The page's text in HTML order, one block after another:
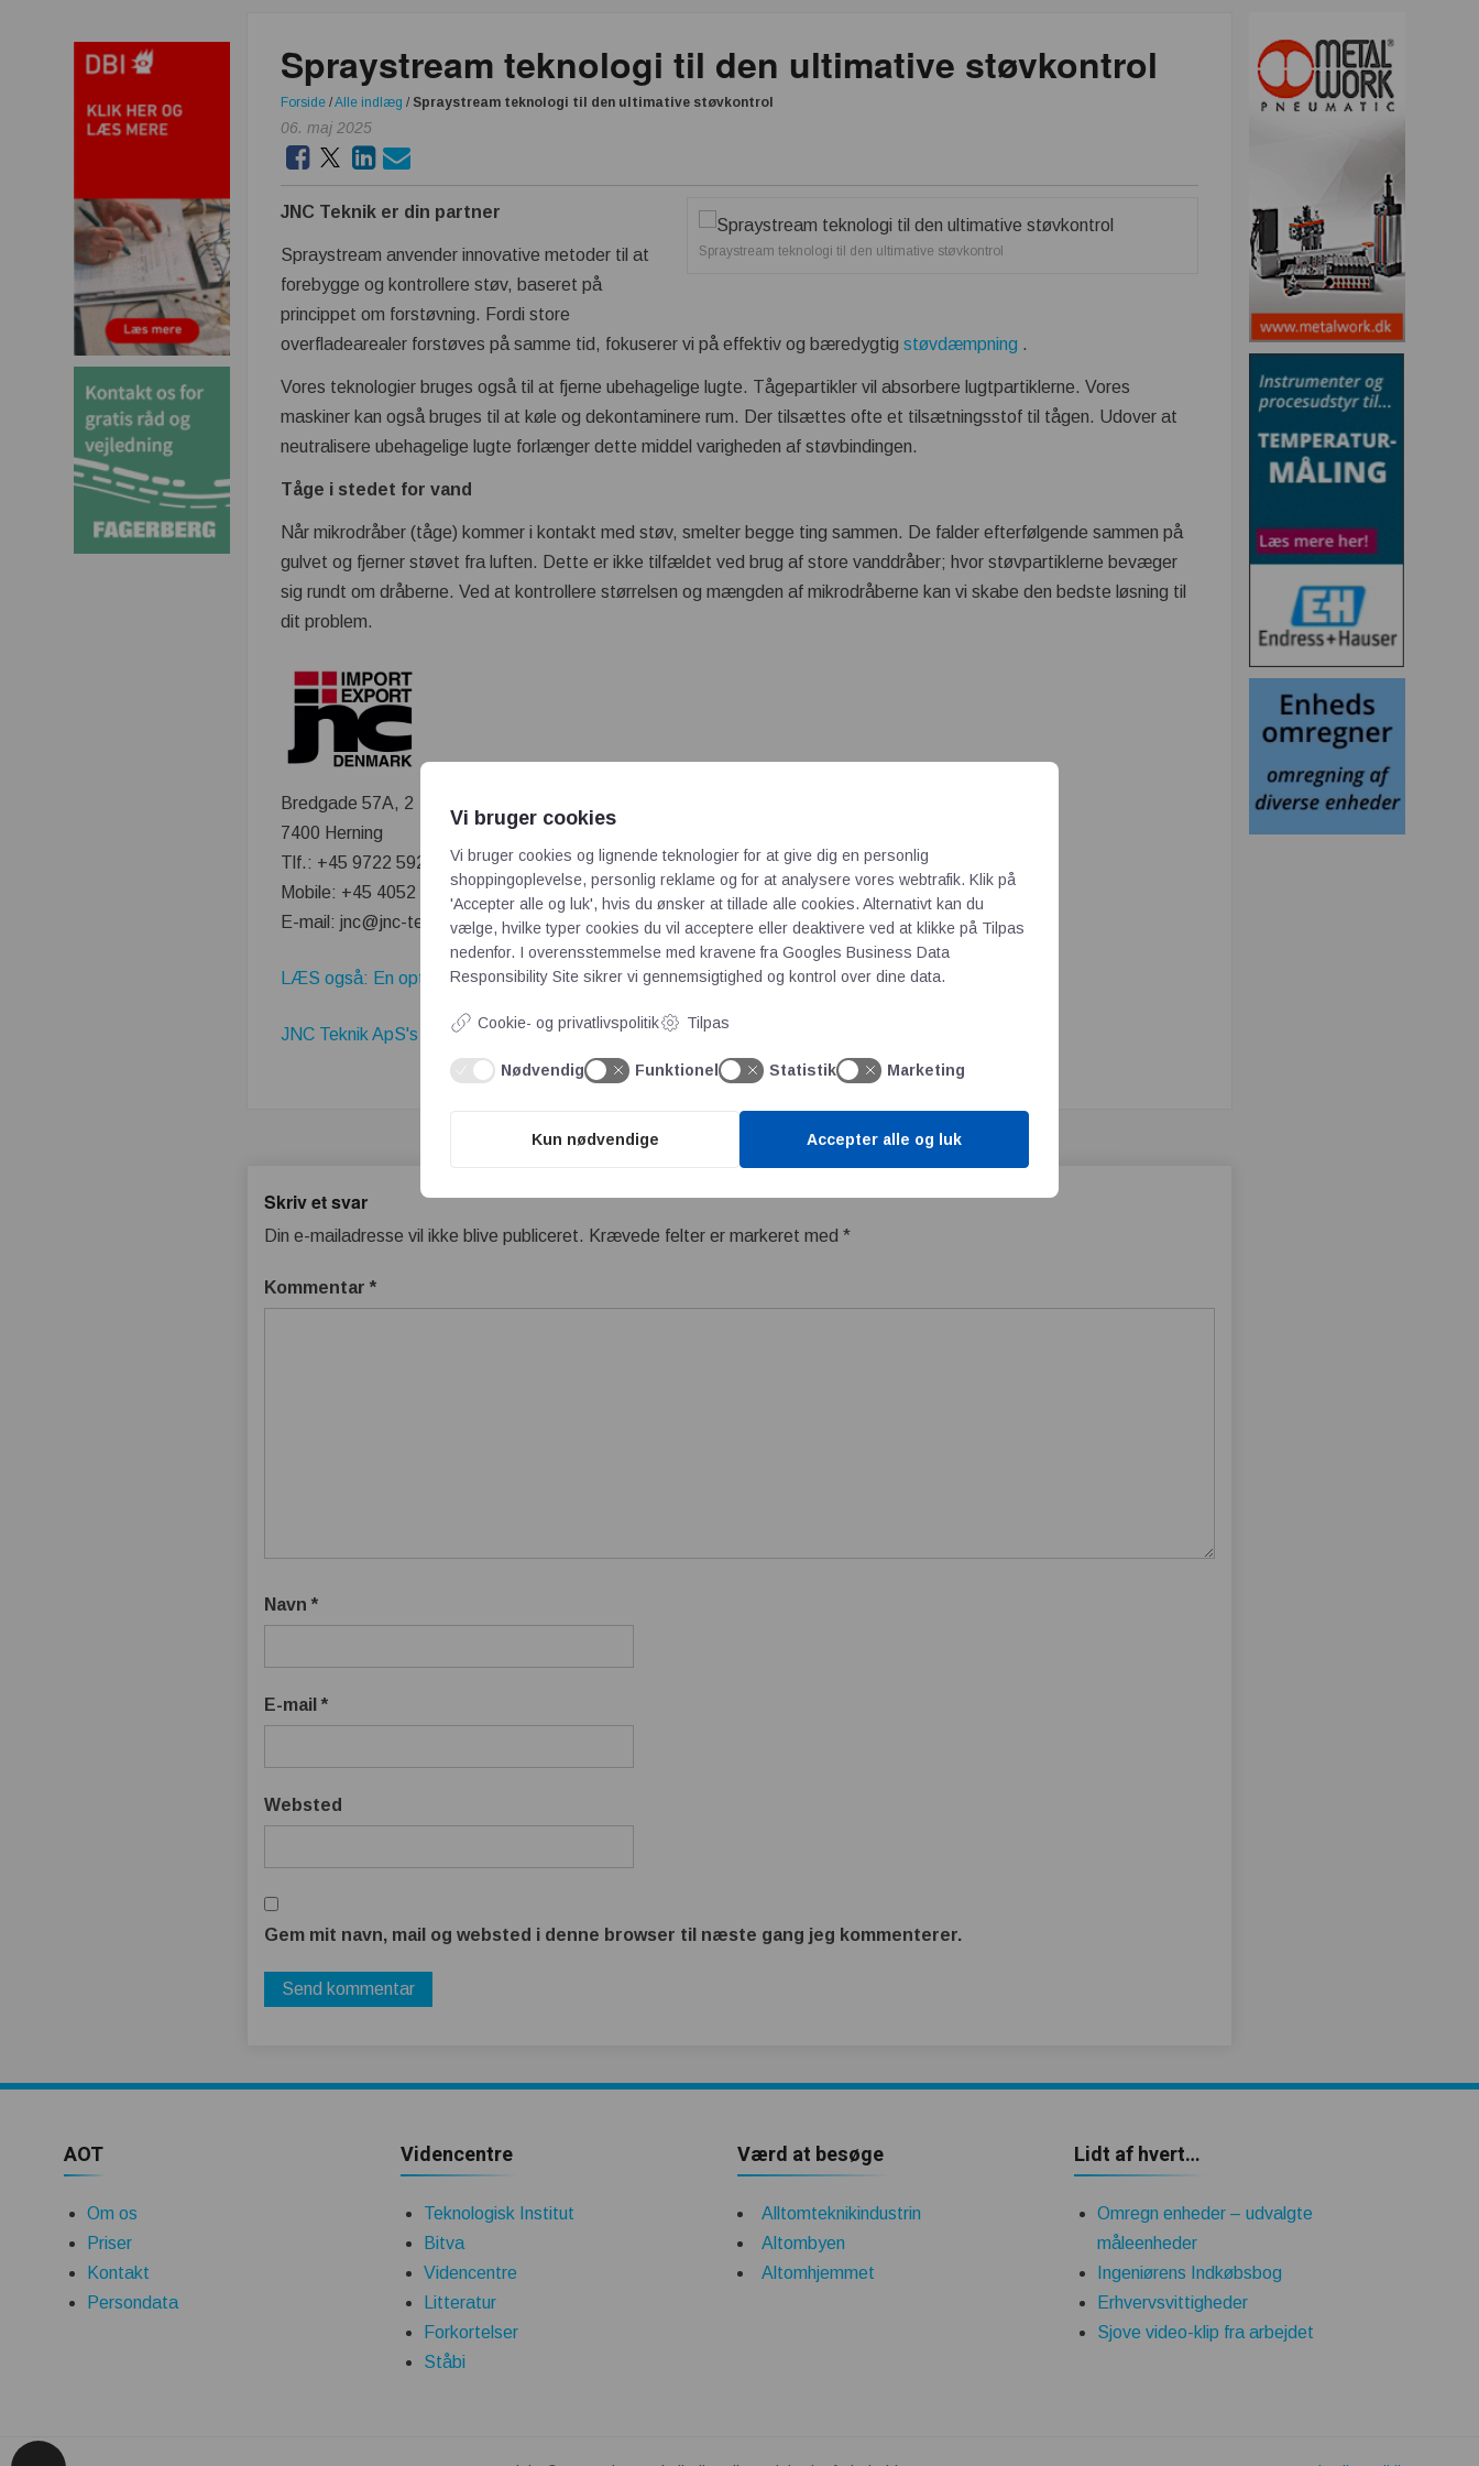
Spraystream teknologi til den ultimative støvkontrol
Forside /Alle indlæg / Spraystream teknologi til den ultimative støvkontrol
06. maj 2025
Spraystream teknologi til den ultimative støvkontrol
JNC Teknik er din partner
Spraystream anvender innovative metoder til at
forebygge og kontrollere støv, baseret på
princippet om forstøvning. Fordi store
overfladearealer forstøves på samme tid, fokuserer vi på effektiv og bæredygtigstøvdæmpning .
Vores teknologier bruges også til at fjerne ubehagelige lugte. Tågepartikler vil absorbere lugtpartiklerne. Vores
maskiner kan også bruges til at køle og dekontaminere rum. Der tilsættes ofte et tilsætningsstof til tågen. Udover at
neutralisere ubehagelige lugte forlænger dette middel varigheden af ​​støvbindingen.
Tåge i stedet for vand
Når mikrodråber (tåge) kommer i kontakt med støv, smelter begge ting sammen. De falder efterfølgende sammen på
gulvet og fjerner støvet fra luften. Dette er ikke tilfældet ved brug af store vanddråber; hvor støvpartiklerne bevæger
sig rundt om dråberne. Ved at kontrollere størrelsen og mængden af ​​mikrodråberne kan vi skabe den bedste løsning til
dit problem.
Bredgade 57A, 2
7400 Herning
Tlf.: +45 9722 5922
Mobile: +45 4052 5922
E-mail: jnc@jnc-teknik.dk
LÆS også: En optimal snavskontrol af dine lastbilhjul
JNC Teknik ApS's Firmaprofil
Skriv et svar
Din e-mailadresse vil ikke blive publiceret. Krævede felter er markeret med*
Kommentar*
Navn*
E-mail*
Websted
Gem mit navn, mail og websted i denne browser til næste gang jeg kommenterer.
AOT
Om os
Priser
Kontakt
Persondata
Videncentre
Teknologisk Institut
Bitva
Videncentre
Litteratur
Forkortelser
Ståbi
Værd at besøge
Alltomteknikindustrin
Altombyen
Altomhjemmet
Lidt af hvert…
Omregn enheder – udvalgte
måleenheder
Ingeniørens Indkøbsbog
Erhvervsvittigheder
Sjove video-klip fra arbejdet
Vi bruger cookies
Vi bruger cookies og lignende teknologier for at give dig en personlig
shoppingoplevelse, personlig reklame og for at analysere vores webtrafik. Klik på
'Accepter alle og luk', hvis du ønsker at tillade alle cookies. Alternativt kan du
vælge, hvilke typer cookies du vil acceptere eller deaktivere ved at klikke på Tilpas
nedenfor. I overensstemmelse med kravene fra Googles Business Data
Responsibility Site sikrer vi gennemsigtighed og kontrol over dine data.
Cookie- og privatlivspolitik Tilpas
Nødvendig Funktionel Statistik Marketing
Kun nødvendige Accepter alle og luk